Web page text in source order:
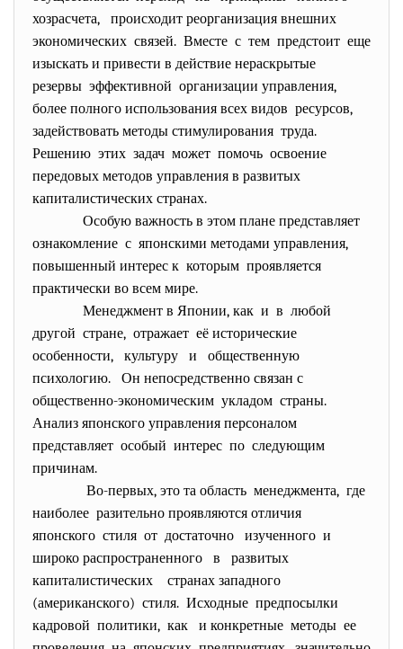
хозрасчета, происходит реорганизация внешних
экономических связей. Вместе с тем предстоит еще
изыскать и привести в действие нераскрытые
резервы эффективной организации управления,
более полного использования всех видов ресурсов,
задействовать методы стимулирования труда.
Решению этих задач может помочь освоение
передовых методов управления в развитых
капиталистических странах.
Особую важность в этом плане представляет
ознакомление с японскими методами управления,
повышенный интерес к которым проявляется
практически во всем мире.
Менеджмент в Японии, как и в любой
другой стране, отражает её исторические
особенности, культуру и общественную
психологию. Он непосредственно связан с
общественно-экономическим укладом страны.
Анализ японского управления персоналом
представляет особый интерес по следующим
причинам.
Во-первых, это та область менеджмента, где
наиболее разительно проявляются отличия
японского стиля от достаточно изученного и
широко распространенного в развитых
капиталистических странах западного
(американского) стиля. Исходные предпосылки
кадровой политики, как и конкретные методы ее